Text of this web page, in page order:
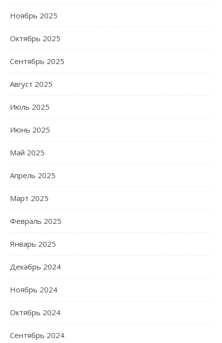
Ноябрь 2025
Октябрь 2025
Сентябрь 2025
Август 2025
Июль 2025
Июнь 2025
Май 2025
Апрель 2025
Март 2025
Февраль 2025
Январь 2025
Декабрь 2024
Ноябрь 2024
Октябрь 2024
Сентябрь 2024